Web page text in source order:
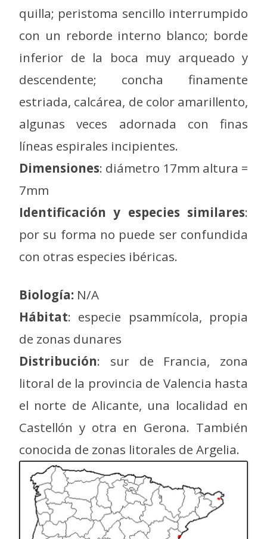
quilla; peristoma sencillo interrumpido
con un reborde interno blanco; borde
inferior de la boca muy arqueado y
descendente; concha finamente
estriada, calcárea, de color amarillento,
algunas veces adornada con finas
líneas espirales incipientes.
Dimensiones: diámetro 17mm altura =
7mm
Identificación y especies similares:
por su forma no puede ser confundida
con otras especies ibéricas.
Biología: N/A
Hábitat: especie psammícola, propia
de zonas dunares
Distribución: sur de Francia, zona
litoral de la provincia de Valencia hasta
el norte de Alicante, una localidad en
Castellón y otra en Gerona. También
conocida de zonas litorales de Argelia.